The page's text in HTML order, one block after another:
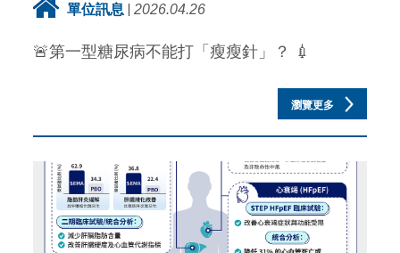
單位訊息 2026.04.26
🚨第一型糖尿病不能打「瘦瘦針」？ 💉
瀏覽更多